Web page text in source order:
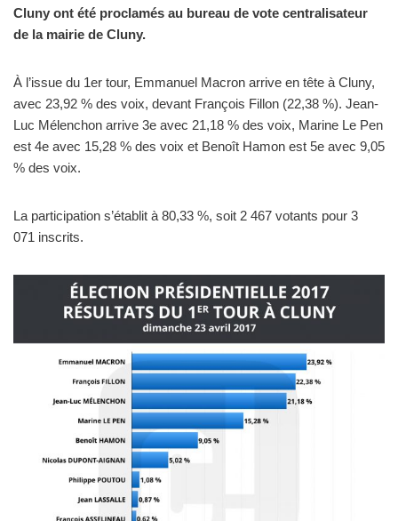
Cluny ont été proclamés au bureau de vote centralisateur
de la mairie de Cluny.
À l’issue du 1er tour, Emmanuel Macron arrive en tête à Cluny,
avec 23,92 % des voix, devant François Fillon (22,38 %). Jean-
Luc Mélenchon arrive 3e avec 21,18 % des voix, Marine Le Pen
est 4e avec 15,28 % des voix et Benoît Hamon est 5e avec 9,05
% des voix.
La participation s’établit à 80,33 %, soit 2 467 votants pour 3
071 inscrits.